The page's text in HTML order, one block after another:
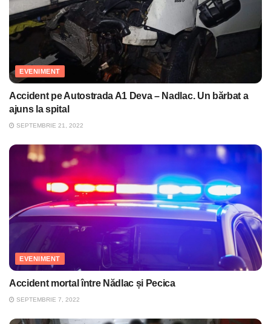
EVENIMENT
Accident pe Autostrada A1 Deva – Nadlac. Un bărbat a
ajuns la spital
SEPTEMBRIE 21, 2022
EVENIMENT
Accident mortal între Nădlac și Pecica
SEPTEMBRIE 7, 2022